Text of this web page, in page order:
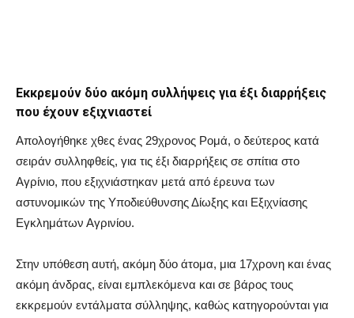
Εκκρεμούν δύο ακόμη συλλήψεις για έξι διαρρήξεις
που έχουν εξιχνιαστεί
Απολογήθηκε χθες ένας 29χρονος Ρομά, ο δεύτερος κατά
σειράν συλληφθείς, για τις έξι διαρρήξεις σε σπίτια στο
Αγρίνιο, που εξιχνιάστηκαν μετά από έρευνα των
αστυνομικών της Υποδιεύθυνσης Δίωξης και Εξιχνίασης
Εγκλημάτων Αγρινίου.
Στην υπόθεση αυτή, ακόμη δύο άτομα, μια 17χρονη και ένας
ακόμη άνδρας, είναι εμπλεκόμενα και σε βάρος τους
εκκρεμούν εντάλματα σύλληψης, καθώς κατηγορούνται για